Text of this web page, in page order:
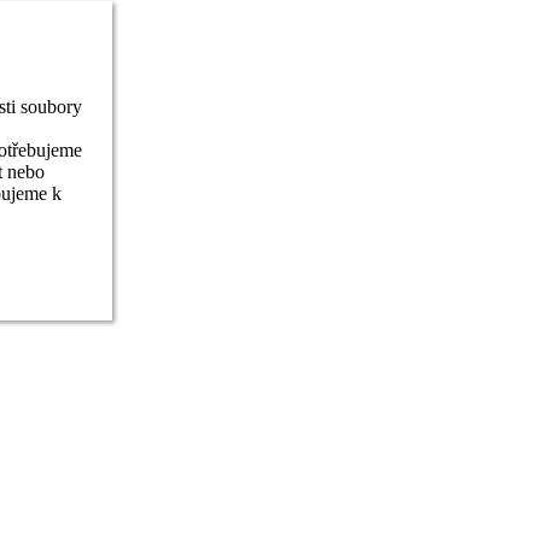
soubory
nebo
k